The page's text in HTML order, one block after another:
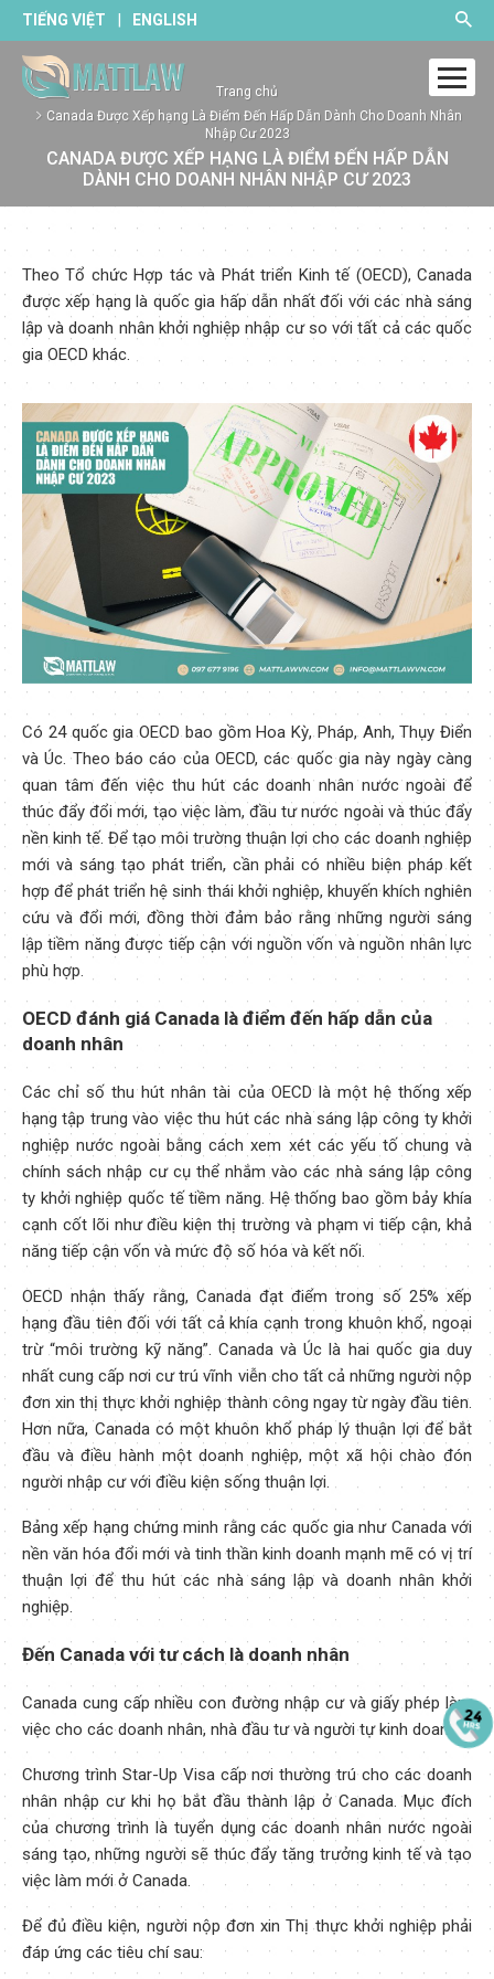
TIẾNG VIỆT | ENGLISH
Trang chủ
Canada Được Xếp hạng Là Điểm Đến Hấp Dẫn Dành Cho Doanh Nhân
Nhập Cư 2023
CANADA ĐƯỢC XẾP HẠNG LÀ ĐIỂM ĐẾN HẤP DẪN
DÀNH CHO DOANH NHÂN NHẬP CƯ 2023
Theo Tổ chức Hợp tác và Phát triển Kinh tế (OECD), Canada
được xếp hạng là quốc gia hấp dẫn nhất đối với các nhà sáng
lập và doanh nhân khởi nghiệp nhập cư so với tất cả các quốc
gia OECD khác.
Có 24 quốc gia OECD bao gồm Hoa Kỳ, Pháp, Anh, Thụy Điển
và Úc. Theo báo cáo của OECD, các quốc gia này ngày càng
quan tâm đến việc thu hút các doanh nhân nước ngoài để
thúc đẩy đổi mới, tạo việc làm, đầu tư nước ngoài và thúc đẩy
nền kinh tế. Để tạo môi trường thuận lợi cho các doanh nghiệp
mới và sáng tạo phát triển, cần phải có nhiều biện pháp kết
hợp để phát triển hệ sinh thái khởi nghiệp, khuyến khích nghiên
cứu và đổi mới, đồng thời đảm bảo rằng những người sáng
lập tiềm năng được tiếp cận với nguồn vốn và nguồn nhân lực
phù hợp.
OECD đánh giá Canada là điểm đến hấp dẫn của
doanh nhân
Các chỉ số thu hút nhân tài của OECD là một hệ thống xếp
hạng tập trung vào việc thu hút các nhà sáng lập công ty khởi
nghiệp nước ngoài bằng cách xem xét các yếu tố chung và
chính sách nhập cư cụ thể nhắm vào các nhà sáng lập công
ty khởi nghiệp quốc tế tiềm năng. Hệ thống bao gồm bảy khía
cạnh cốt lõi như điều kiện thị trường và phạm vi tiếp cận, khả
năng tiếp cận vốn và mức độ số hóa và kết nối.
OECD nhận thấy rằng, Canada đạt điểm trong số 25% xếp
hạng đầu tiên đối với tất cả khía cạnh trong khuôn khổ, ngoại
trừ “môi trường kỹ năng”. Canada và Úc là hai quốc gia duy
nhất cung cấp nơi cư trú vĩnh viễn cho tất cả những người nộp
đơn xin thị thực khởi nghiệp thành công ngay từ ngày đầu tiên.
Hơn nữa, Canada có một khuôn khổ pháp lý thuận lợi để bắt
đầu và điều hành một doanh nghiệp, một xã hội chào đón
người nhập cư với điều kiện sống thuận lợi.
Bảng xếp hạng chứng minh rằng các quốc gia như Canada với
nền văn hóa đổi mới và tinh thần kinh doanh mạnh mẽ có vị trí
thuận lợi để thu hút các nhà sáng lập và doanh nhân khởi
nghiệp.
Đến Canada với tư cách là doanh nhân
Canada cung cấp nhiều con đường nhập cư và giấy phép làm
việc cho các doanh nhân, nhà đầu tư và người tự kinh doanh.
Chương trình Star-Up Visa cấp nơi thường trú cho các doanh
nhân nhập cư khi họ bắt đầu thành lập ở Canada. Mục đích
của chương trình là tuyển dụng các doanh nhân nước ngoài
sáng tạo, những người sẽ thúc đẩy tăng trưởng kinh tế và tạo
việc làm mới ở Canada.
Để đủ điều kiện, người nộp đơn xin Thị thực khởi nghiệp phải
đáp ứng các tiêu chí sau: